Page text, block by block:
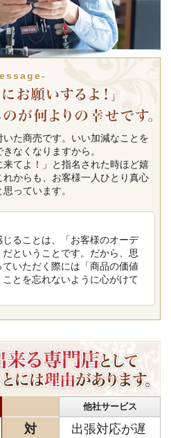
た商売です。いい加減なことを
なくなりますから。
てよ！」と指名された時ほど嬉
からも、お客様一人ひとり真心
っています。
ることは、「お客様のオーデ
ということです。だから、思
いただく際には「商品の価値
とを忘れないように心がけて
他社サービス
対
出張対応が遅